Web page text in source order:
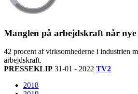
Manglen på arbejdskraft når
42 procent af virksomhederne i industrien
arbejdskraft.
PRESSEKLIP 31-01 - 2022 TV2
2018